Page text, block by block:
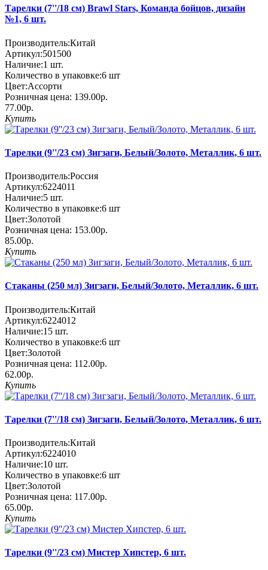
Тарелки (7''/18 см) Brawl Stars, Команда бойцов, дизайн
№1, 6 шт.
Производитель:Китай
Артикул:501500
Наличие:1 шт.
Количество в упаковке:6 шт
Цвет:Ассорти
Розничная цена: 139.00р.
77.00р.
Купить
Тарелки (9''/23 см) Зигзаги, Белый/Золото, Металлик, 6 шт.
Производитель:Россия
Артикул:6224011
Наличие:5 шт.
Количество в упаковке:6 шт
Цвет:Золотой
Розничная цена: 153.00р.
85.00р.
Купить
Стаканы (250 мл) Зигзаги, Белый/Золото, Металлик, 6 шт.
Производитель:Китай
Артикул:6224012
Наличие:15 шт.
Количество в упаковке:6 шт
Цвет:Золотой
Розничная цена: 112.00р.
62.00р.
Купить
Тарелки (7''/18 см) Зигзаги, Белый/Золото, Металлик, 6 шт.
Производитель:Китай
Артикул:6224010
Наличие:10 шт.
Количество в упаковке:6 шт
Цвет:Золотой
Розничная цена: 117.00р.
65.00р.
Купить
Тарелки (9''/23 см) Мистер Хипстер, 6 шт.